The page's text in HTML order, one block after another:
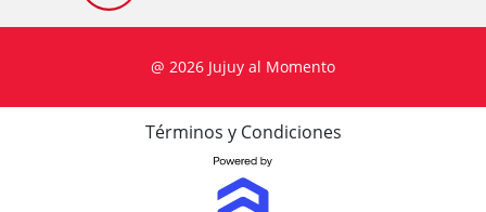
@ 2026 Jujuy al Momento
Términos y Condiciones